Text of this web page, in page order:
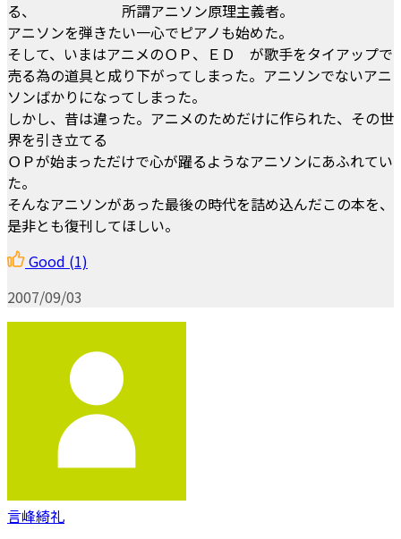
る、 所謂アニソン原理主義者。
アニソンを弾きたい一心でピアノも始めた。
そして、いまはアニメのＯＰ、ＥＤ が歌手をタイアップで
売る為の道具と成り下がってしまった。アニソンでないアニ
ソンばかりになってしまった。
しかし、昔は違った。アニメのためだけに作られた、その世
界を引き立てる
ＯＰが始まっただけで心が躍るようなアニソンにあふれてい
た。
そんなアニソンがあった最後の時代を詰め込んだこの本を、
是非とも復刊してほしい。
Good (1)
2007/09/03
言峰綺礼